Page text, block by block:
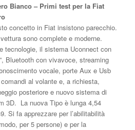
Bianco – Primi test per la Fiat
concetto in Fiat insistono parecchio.
sono complete e moderne.
tecnologie, il sistema Uconnect con
Bluetooth con vivavoce, streaming
vocale, porte Aux e Usb
al volante e, a richiesta,
posteriore e nuovo sistema di
3D. La nuova Tipo è lunga 4,54
Si fa apprezzare per l’abilitabilità
per 5 persone) e per la